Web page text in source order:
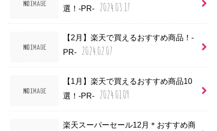
選！-PR-
2024.03.17
【2月】楽天で買えるおすすめ商品！-
PR-
2024.02.07
【1月】楽天で買えるおすすめ商品10
選！-PR-
2024.01.09
楽天スーパーセール12月＊おすすめ商